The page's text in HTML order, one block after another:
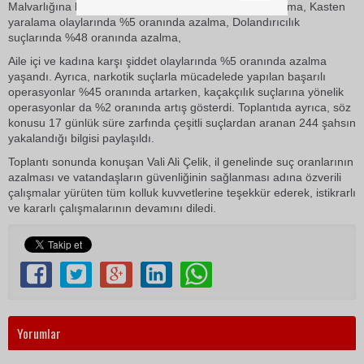
Malvarlığına karşı işlenen suçlarda %38 oranında azalma, Kasten
yaralama olaylarında %5 oranında azalma, Dolandırıcılık
suçlarında %48 oranında azalma,
Aile içi ve kadına karşı şiddet olaylarında %5 oranında azalma
yaşandı. Ayrıca, narkotik suçlarla mücadelede yapılan başarılı
operasyonlar %45 oranında artarken, kaçakçılık suçlarına yönelik
operasyonlar da %2 oranında artış gösterdi. Toplantıda ayrıca, söz
konusu 17 günlük süre zarfında çeşitli suçlardan aranan 244 şahsın
yakalandığı bilgisi paylaşıldı.
Toplantı sonunda konuşan Vali Ali Çelik, il genelinde suç oranlarının
azalması ve vatandaşların güvenliğinin sağlanması adına özverili
çalışmalar yürüten tüm kolluk kuvvetlerine teşekkür ederek, istikrarlı
ve kararlı çalışmalarının devamını diledi.
Yorumlar